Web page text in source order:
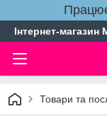
Інтернет-магазин
Товари та